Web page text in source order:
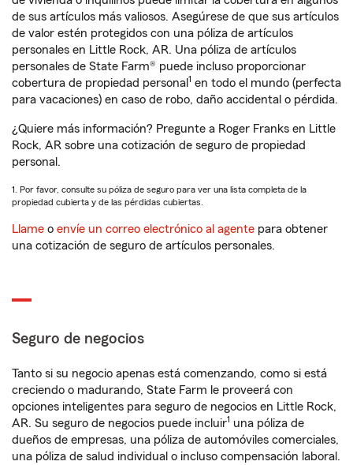
de sus artículos más valiosos. Asegúrese de que sus artículos
de valor estén protegidos con una póliza de artículos
personales en Little Rock, AR. Una póliza de artículos
personales de State Farm® puede incluso proporcionar
cobertura de propiedad personal 1 en todo el mundo (perfecta
para vacaciones) en caso de robo, daño accidental o pérdida.
¿Quiere más información? Pregunte a Roger Franks en Little
Rock, AR sobre una cotización de seguro de propiedad
personal.
1. Por favor, consulte su póliza de seguro para ver una lista completa de la
propiedad cubierta y de las pérdidas cubiertas.
Llame o envíe un correo electrónico al agente para obtener
una cotización de seguro de artículos personales.
Seguro de negocios
Tanto si su negocio apenas está comenzando, como si está
creciendo o madurando, State Farm le proveerá con
opciones inteligentes para seguro de negocios en Little Rock,
AR. Su seguro de negocios puede incluir1 una póliza de
dueños de empresas, una póliza de automóviles comerciales,
una póliza de salud individual o incluso compensación laboral.